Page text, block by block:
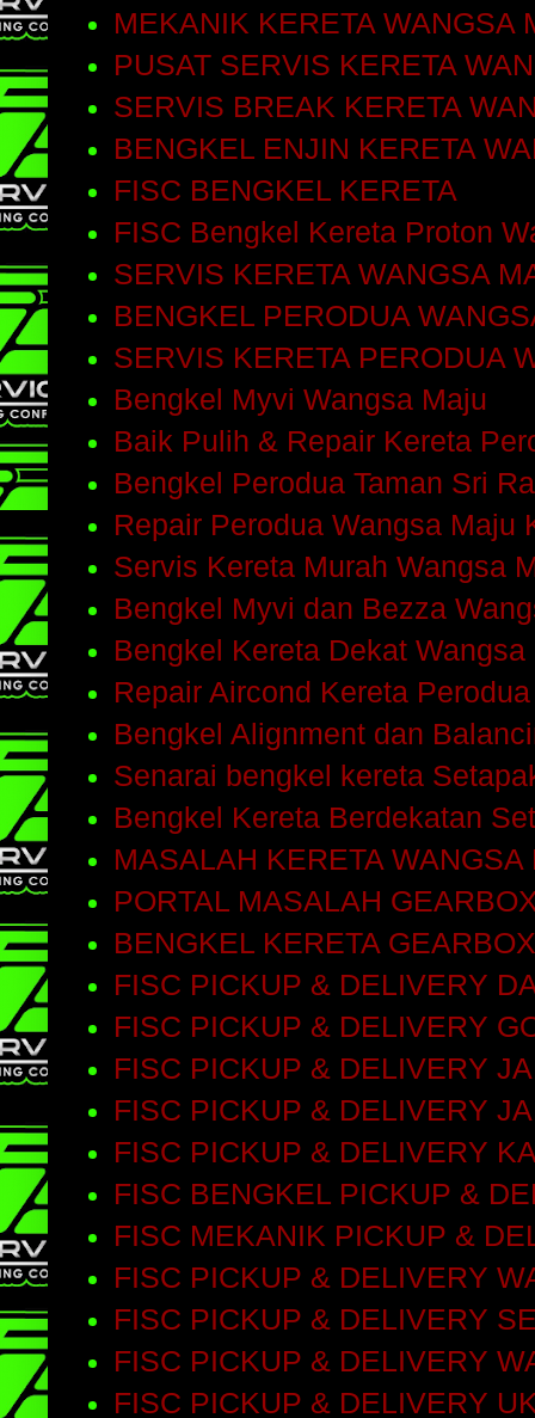
MEKANIK KERETA WANGSA
PUSAT SERVIS KERETA
SERVIS BREAK KERETA
BENGKEL ENJIN KERETA
FISC BENGKEL KERETA
FISC Bengkel Kereta Proton
SERVIS KERETA WANGSA
BENGKEL PERODUA
SERVIS KERETA PERODUA
Bengkel Myvi Wangsa Maju
Baik Pulih & Repair Kereta
Bengkel Perodua Taman Sri
Repair Perodua Wangsa Maju
Servis Kereta Murah Wangsa
Bengkel Myvi dan Bezza
Bengkel Kereta Dekat Wangsa
Repair Aircond Kereta
Bengkel Alignment dan
Senarai bengkel kereta
Bengkel Kereta Berdekatan
MASALAH KERETA WANGSA
PORTAL MASALAH
BENGKEL KERETA
FISC PICKUP & DELIVERY
FISC PICKUP & DELIVERY
FISC PICKUP & DELIVERY
FISC PICKUP & DELIVERY
FISC PICKUP & DELIVERY
FISC BENGKEL PICKUP &
FISC MEKANIK PICKUP &
FISC PICKUP & DELIVERY
FISC PICKUP & DELIVERY
FISC PICKUP & DELIVERY
FISC PICKUP & DELIVERY